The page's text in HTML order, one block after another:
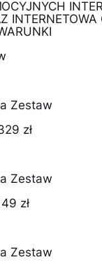
INTERNETOWA
Zestaw
zł
Zestaw
zł
Zestaw